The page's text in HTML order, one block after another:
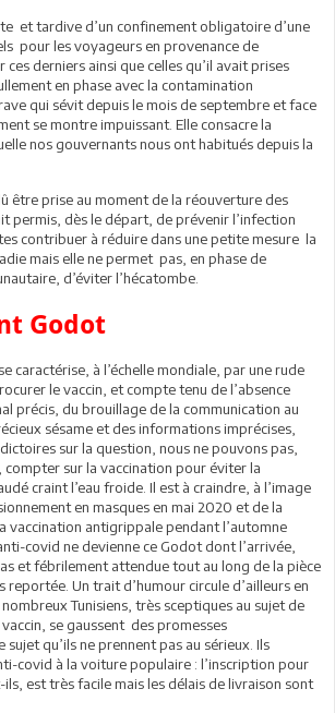
et tardive d’un confinement obligatoire d’une
pour les voyageurs en provenance de
derniers ainsi que celles qu’il avait prises
en phase avec la contamination
qui sévit depuis le mois de septembre et face
se montre impuissant. Elle consacre la
nos gouvernants nous ont habitués depuis la
être prise au moment de la réouverture des
permis, dès le départ, de prévenir l’infection
contribuer à réduire dans une petite mesure la
mais elle ne permet pas, en phase de
d’éviter l’hécatombe.
Godot
caractérise, à l’échelle mondiale, par une rude
le vaccin, et compte tenu de l’absence
précis, du brouillage de la communication au
sésame et des informations imprécises,
sur la question, nous ne pouvons pas,
compter sur la vaccination pour éviter la
craint l’eau froide. Il est à craindre, à l’image
en masques en mai 2020 et de la
vaccination antigrippale pendant l’automne
covid ne devienne ce Godot dont l’arrivée,
et fébrilement attendue tout au long de la pièce
reportée. Un trait d’humour circule d’ailleurs en
nombreux Tunisiens, très sceptiques au sujet de
se gaussent des promesses
sujet qu’ils ne prennent pas au sérieux. Ils
covid à la voiture populaire : l’inscription pour
est très facile mais les délais de livraison sont